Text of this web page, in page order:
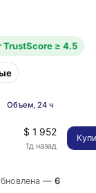
TrustScore ≥ 4.5
Объем, 24 ч
$ 1 952
1д назад
—6